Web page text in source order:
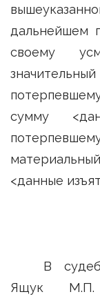
дальнейшем
своему
сумму
<данные
В
Ящук М.П.